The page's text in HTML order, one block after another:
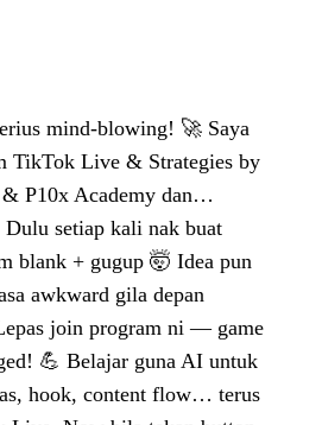
mind-blowing! 🚀 Saya
TikTok Live & Strategies by
P10x Academy dan…
setiap kali nak buat
blank + gugup 🤯 Idea pun
awkward gila depan
join program ni — game
💪 Belajar guna AI untuk
hook, content flow… terus